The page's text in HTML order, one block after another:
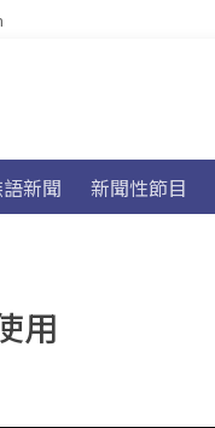
新聞 新聞性節目
用